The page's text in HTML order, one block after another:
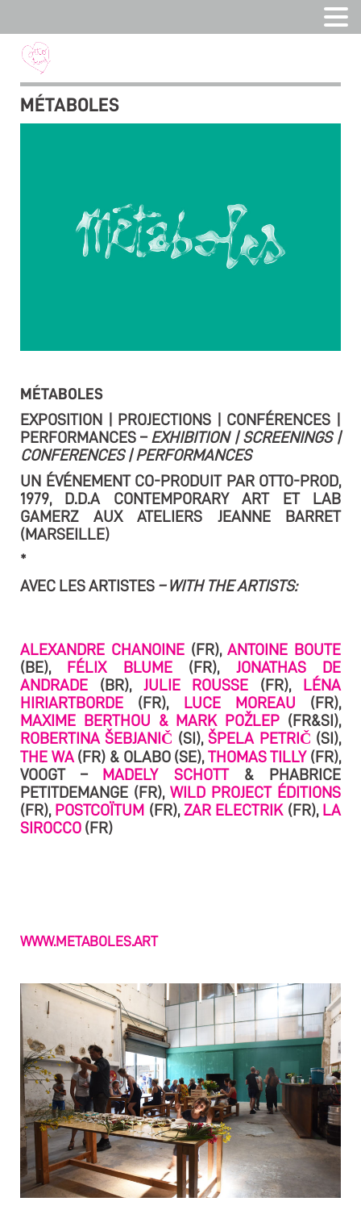
MÉTABOLES
MÉTABOLES
EXPOSITION | PROJECTIONS | CONFÉRENCES |
PERFORMANCES – EXHIBITION | SCREENINGS |
CONFERENCES | PERFORMANCES
UN ÉVÉNEMENT CO-PRODUIT PAR OTTO-PROD,
1979, D.D.A CONTEMPORARY ART ET LAB
GAMERZ AUX ATELIERS JEANNE BARRET
(MARSEILLE)
*
AVEC LES ARTISTES – WITH THE ARTISTS:
ALEXANDRE CHANOINE(FR),ANTOINE BOUTE
(BE),
FÉLIX BLUME(FR), JONATHAS DE
ANDRADE (BR), JULIE ROUSSE (FR),
LÉNA
HIRIARTBORDE (FR), LUCE MOREAU (FR),
MAXIME BERTHOU & MARK POŽLEP (FR&SI),
ROBERTINA ŠEBJANIČ (SI),ŠPELA PETRIČ (SI),
THE WA(FR) & OLABO (SE), THOMAS TILLY(FR),
VOOGT –
MADELY SCHOTT& PHABRICE
PETITDEMANGE (FR), WILD PROJECT ÉDITIONS
(FR), POSTCOÏTUM (FR),ZAR ELECTRIK (FR), LA
SIROCCO (FR)
WWW.METABOLES.ART